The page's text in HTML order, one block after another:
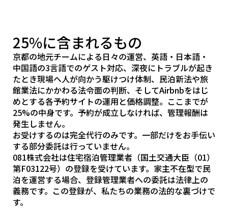
25%に含まれるもの
京都の地元チームによる日々の運営、英語・日本語・
中国語の3言語でのゲスト対応、深夜にトラブルが起き
たとき現場へ人が向かう駆けつけ体制、民泊新法や旅
館業法にかかわる法令面の判断、そしてAirbnbをはじ
めとする各予約サイトの運用と価格調整。ここまでが
25%の中身です。予約が成立しなければ、管理報酬は
発生しません。
お受けするのは完全代行のみです。一部だけをお手伝い
する部分委託は行っていません。
081株式会社は住宅宿泊管理業者（国土交通大臣（01）
第F03122号）の登録を受けています。家主不在型で民
泊を運営する場合、登録管理業者への委託は法律上の
義務です。この登録が、私たちの業務の法的な裏づけで
す。